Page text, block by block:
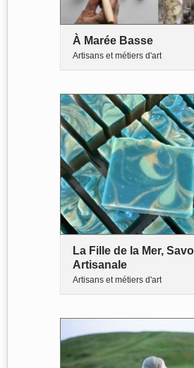
À Marée Basse
Artisans et métiers d'art
La Fille de la Mer,
Artisanale
Artisans et métiers d'art